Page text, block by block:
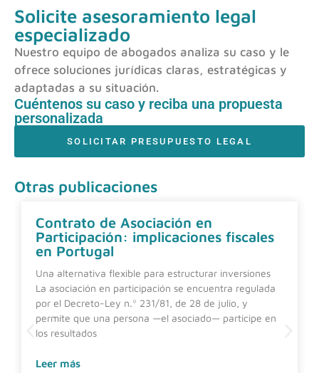
Solicite asesoramiento legal
especializado
Nuestro equipo de abogados analiza su caso y le
ofrece soluciones jurídicas claras, estratégicas y
adaptadas a su situación.
Cuéntenos su caso y reciba una propuesta
personalizada
SOLICITAR PRESUPUESTO LEGAL
Otras publicaciones
Contrato de Asociación en
Participación: implicaciones fiscales
en Portugal
Una alternativa flexible para estructurar inversiones
La asociación en participación se encuentra regulada
por el Decreto-Ley n.º 231/81, de 28 de julio, y
permite que una persona —el asociado— participe en
los resultados
Leer más